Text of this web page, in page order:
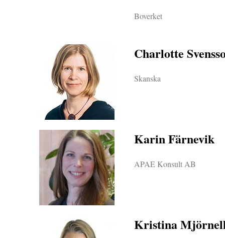
Boverket
Charlotte
Skanska
Karin Färnevik
APAE Konsult AB
Kristina